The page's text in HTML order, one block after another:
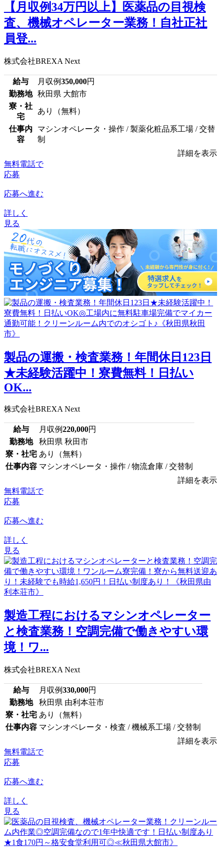
【月収例34万円以上】医薬品の目視検
査、機械オペレーター業務！自社正社
員登...
株式会社BREXA Next
給与 月収例350,000円
勤務地
秋田県 大館市
寮・社
宅
あり（無料）
仕事内
容
マシンオペレータ・操作 / 製薬化粧品系工場 / 交替
制
詳細を表示
無料電話で
応募
応募へ進む
詳しく
見る
製品の運搬・検査業務！年間休日123日
★未経験活躍中！寮費無料！日払い
OK...
株式会社BREXA Next
給与 月収例220,000円
勤務地
秋田県 秋田市
寮・社宅 あり（無料）
仕事内容 マシンオペレータ・操作 / 物流倉庫 / 交替制
詳細を表示
無料電話で
応募
応募へ進む
詳しく
見る
製造工程におけるマシンオペレーター
と検査業務！空調完備で働きやすい環
境！ワ...
株式会社BREXA Next
給与 月収例330,000円
勤務地
秋田県 由利本荘市
寮・社宅 あり（無料）
仕事内容 マシンオペレータ・検査 / 機械系工場 / 交替制
詳細を表示
無料電話で
応募
応募へ進む
詳しく
見る